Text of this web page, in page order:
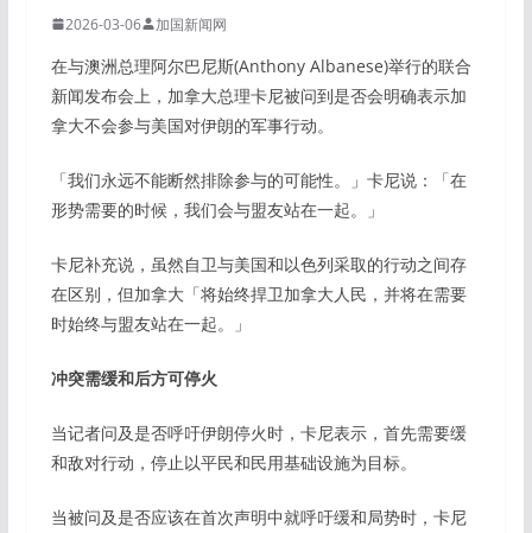
2026-03-06 加国新闻网
在与澳洲总理阿尔巴尼斯(Anthony Albanese)举行的联合
新闻发布会上，加拿大总理卡尼被问到是否会明确表示加
拿大不会参与美国对伊朗的军事行动。
「我们永远不能断然排除参与的可能性。」卡尼说：「在
形势需要的时候，我们会与盟友站在一起。」
卡尼补充说，虽然自卫与美国和以色列采取的行动之间存
在区别，但加拿大「将始终捍卫加拿大人民，并将在需要
时始终与盟友站在一起。」
冲突需缓和后方可停火
当记者问及是否呼吁伊朗停火时，卡尼表示，首先需要缓
和敌对行动，停止以平民和民用基础设施为目标。
当被问及是否应该在首次声明中就呼吁缓和局势时，卡尼